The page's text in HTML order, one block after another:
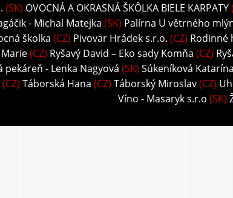
(SK) OVOCNÁ A OKRASNÁ ŠKÔLKA BIELE KARPATY
- Michal Matejka (SK) Palírna U větrného
školka (CZ) Pivovar Hrádek s.r.o. (CZ) Rodinné
(CZ) Ryšavý David – Eko sady Komňa (CZ)
pekáreň - Lenka Nagyová (SK) Súkeníková
(CZ) Táborská Hana (CZ) Táborský Miroslav(CZ)
Víno - Masaryk s.r.o (SK)